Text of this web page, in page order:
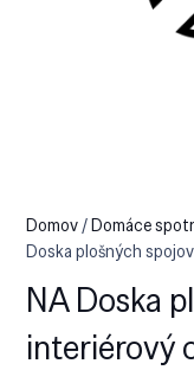
Domov/Domáce
Doska plošných
NA Doska
interiérový